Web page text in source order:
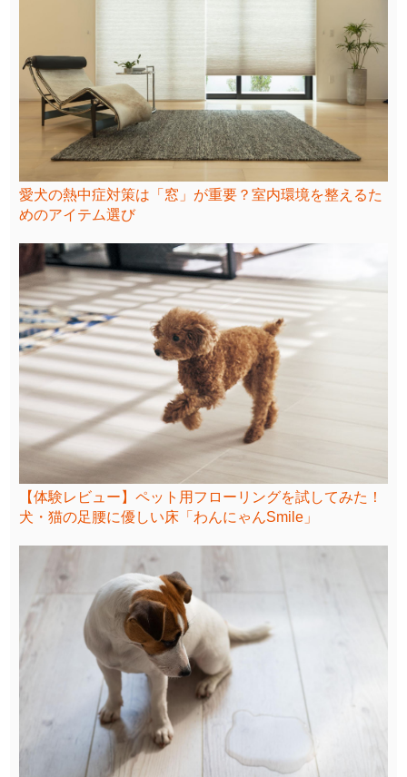
愛犬の熱中症対策は「窓」が重要？室内環境を整えるた
めのアイテム選び
【体験レビュー】ペット用フローリングを試してみた！
犬・猫の足腰に優しい床「わんにゃんSmile」